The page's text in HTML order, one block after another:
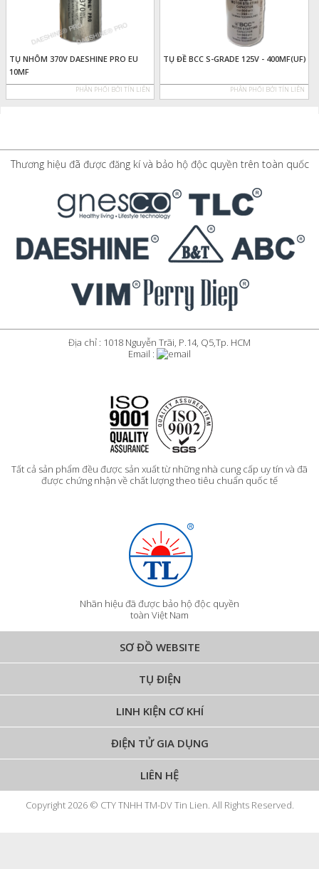
TỤ NHÔM 370V DAESHINE PRO EU
10MF
PHÂN PHỐI BỞI TÍN LIÊN
TỤ ĐỀ BCC S-GRADE 125V - 400MF(UF)
PHÂN PHỐI BỞI TÍN LIÊN
Thương hiệu đã được đăng kí và bảo hộ độc quyền trên toàn quốc
Địa chỉ : 1018 Nguyễn Trãi, P.14, Q5,Tp. HCM
Email :
Tất cả sản phẩm đều được sản xuất từ những nhà cung cấp uy tín và đã
được chứng nhận về chất lượng theo tiêu chuẩn quốc tế
Nhãn hiệu đã được bảo hộ độc quyền
toàn Việt Nam
SƠ ĐỒ WEBSITE
TỤ ĐIỆN
LINH KIỆN CƠ KHÍ
ĐIỆN TỬ GIA DỤNG
LIÊN HỆ
Copyright 2026 © CTY TNHH TM-DV Tin Lien. All Rights Reserved.